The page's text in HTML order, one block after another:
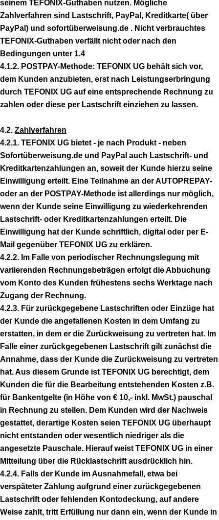
seinem TEFONIX-Guthaben nutzen. Mögliche
Zahlverfahren sind Lastschrift, PayPal, Kreditkarte( über
PayPal) und sofortüberweisung.de . Nicht verbrauchtes
TEFONIX-Guthaben verfällt nicht oder nach den
Bedingungen unter 1.4
4.1.2. POSTPAY-Methode: TEFONIX UG behält sich vor,
dem Kunden anzubieten, erst nach Leistungserbringung
durch TEFONIX UG auf eine entsprechende Rechnung zu
zahlen oder diese per Lastschrift einziehen zu lassen.
4.2. Zahlverfahren
4.2.1. TEFONIX UG bietet - je nach Produkt - neben
Sofortüberweisung.de und PayPal auch Lastschrift- und
Kreditkartenzahlungen an, soweit der Kunde hierzu seine
Einwilligung erteilt. Eine Teilnahme an der AUTOPREPAY-
oder an der POSTPAY-Methode ist allerdings nur möglich,
wenn der Kunde seine Einwilligung zu wiederkehrenden
Lastschrift- oder Kreditkartenzahlungen erteilt. Die
Einwilligung hat der Kunde schriftlich, digital oder per E-
Mail gegenüber TEFONIX UG zu erklären.
4.2.2. Im Falle von periodischer Rechnungslegung mit
variierenden Rechnungsbeträgen erfolgt die Abbuchung
vom Konto des Kunden frühestens sechs Werktage nach
Zugang der Rechnung.
4.2.3. Für zurückgegebene Lastschriften oder Einzüge hat
der Kunde die angefallenen Kosten in dem Umfang zu
erstatten, in dem er die Zurückweisung zu vertreten hat. Im
Falle einer zurückgegebenen Lastschrift gilt zunächst die
Annahme, dass der Kunde die Zurückweisung zu vertreten
hat. Aus diesem Grunde ist TEFONIX UG berechtigt, dem
Kunden die für die Bearbeitung entstehenden Kosten z.B.
für Bankentgelte (in Höhe von € 10,- inkl. MwSt.) pauschal
in Rechnung zu stellen. Dem Kunden wird der Nachweis
gestattet, derartige Kosten seien TEFONIX UG überhaupt
nicht entstanden oder wesentlich niedriger als die
angesetzte Pauschale. Hierauf weist TEFONIX UG in einer
Mitteilung über die Rücklastschrift ausdrücklich hin.
4.2.4. Falls der Kunde im Ausnahmefall, etwa bei
verspäteter Zahlung aufgrund einer zurückgegebenen
Lastschrift oder fehlenden Kontodeckung, auf andere
Weise zahlt, tritt Erfüllung nur dann ein, wenn der Kunde in